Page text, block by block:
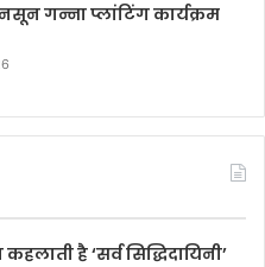
गन्ना प्लांटिंग कार्यक्रम
है ‘सर्व सिद्धिदायिनी’